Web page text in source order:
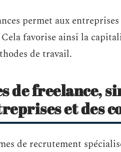
permet aux
favorise ainsi la
de travail.
de freelance,
et des
de recrutement